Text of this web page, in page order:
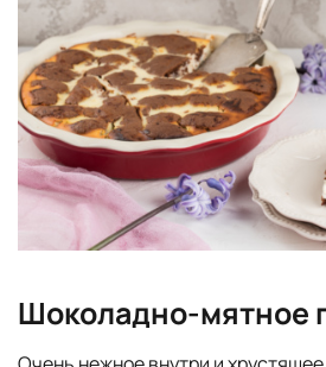
Шоколадно-мятное